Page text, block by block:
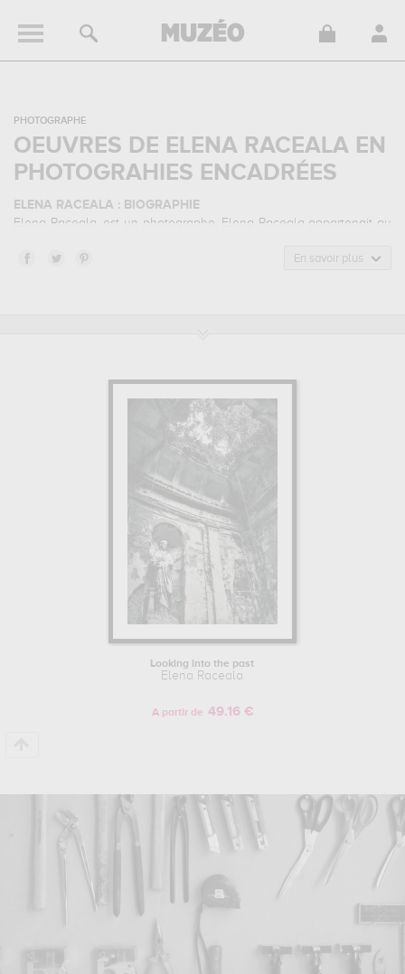
PHOTOGRAPHE
OEUVRES DE ELENA RACEALA EN
PHOTOGRAHIES ENCADRÉES
ELENA RACEALA : BIOGRAPHIE
Elena Raceala, est un photographe. Elena Raceala appartenait au
contemporain.
qui sont autant d'illustrations de ses sujets
En savoir plus
Looking into the past
Elena Raceala
A partir de 49.16 €